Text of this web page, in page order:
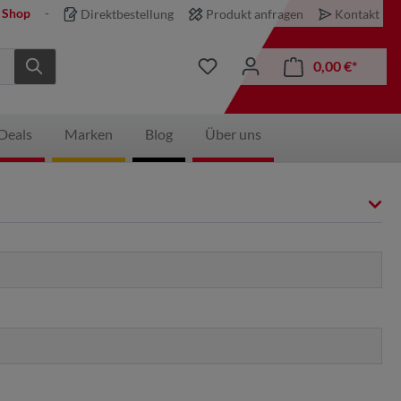
Direktbestellung Produkt anfragen Kontakt
0,00 €*
Marken Blog Über uns